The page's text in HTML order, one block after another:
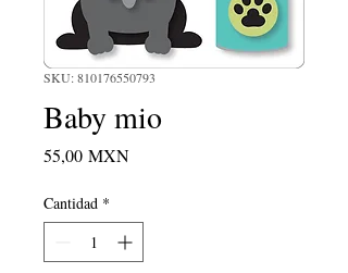
SKU: 810176550793
Baby mio
55,00 MXNPrecio
Cantidad *